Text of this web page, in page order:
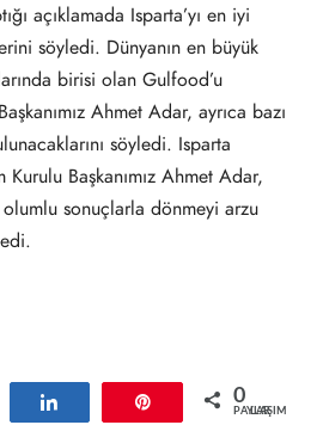
açıklamada Isparta’yı en iyi
söyledi. Dünyanın en büyük
birisi olan Gulfood’u
Ahmet Adar, ayrıca bazı
söyledi. Isparta
Kurulu Başkanımız Ahmet Adar,
sonuçlarla dönmeyi arzu
0
PAYLAŞIMLAR